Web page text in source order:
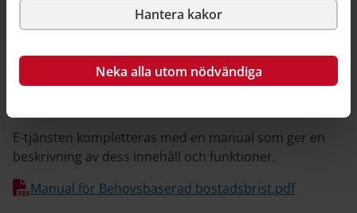
Hantera kakor
Neka alla utom nödvändiga
E-tjänsten kompletteras med en manual som ger en
beskrivning av dess innehåll och funktioner.
Manual för Behovsbaserad bostadsbrist.pdf